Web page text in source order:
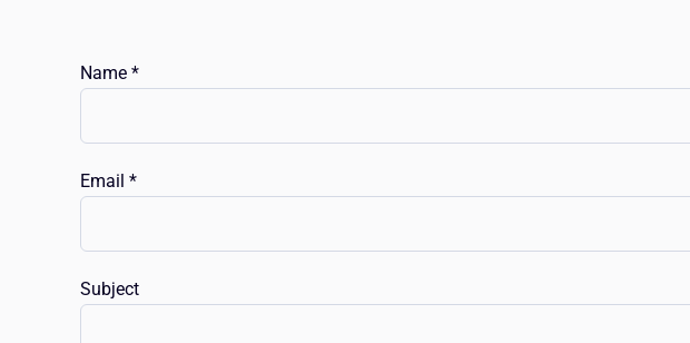
Name *
Email *
Subject